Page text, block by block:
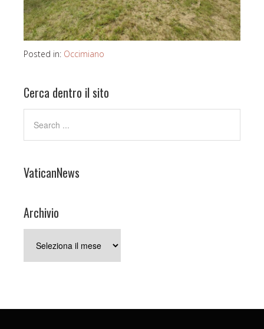
Posted in: Occimiano
Cerca dentro il sito
VaticanNews
Archivio